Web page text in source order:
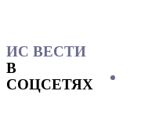
ИС ВЕСТИ
В
СОЦСЕТЯХ